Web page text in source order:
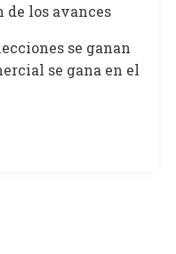
los avances
se ganan
se gana en el